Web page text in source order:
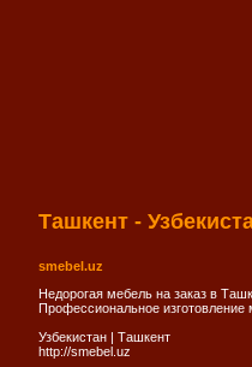
Ташкент -
smebel.uz
Недорогая мебель на заказ в
Профессиональное
Узбекистан | Ташкент
http://smebel.uz